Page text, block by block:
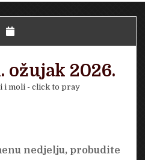
ožujak 2026.
i moli - click to pray
nedjelju, probudite